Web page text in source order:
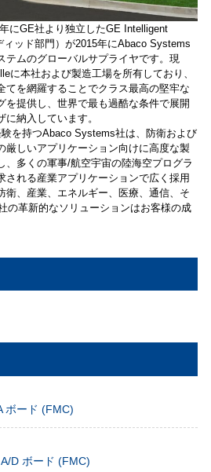
にGE社より独立したGE Intelligent
ッド部門）が2015年にAbaco Systems
テムのグローバルサプライヤです。現
に本社および製造工場を所有しており、
てを網羅することでクラス最高の堅牢な
を提供し、世界で最も過酷な条件で展開
納入しています。
を持つAbaco Systems社は、防衛および
厳しいアプリケーション向けに高度な製
、多くの軍事/航空宇宙の陸海空プログラ
される産業アプリケーションで広く採用
衛、産業、エネルギー、医療、通信、そ
の革新的なソリューションはお客様の成
ボード (FMC)
D ボード (FMC)